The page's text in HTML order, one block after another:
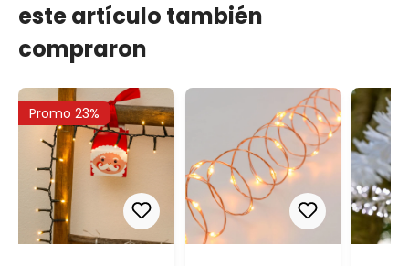
este artículo también
compraron
Promo 23%